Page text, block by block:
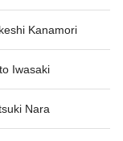
Kanamori
Iwasaki
Nara